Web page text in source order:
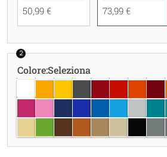
50,99 € 73,99 €
2
Colore:Seleziona